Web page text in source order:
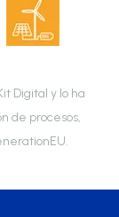
Digital y lo ha
de procesos,